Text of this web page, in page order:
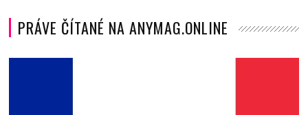
PRÁVE ČÍTANÉ NA ANYMAG.ONLINE